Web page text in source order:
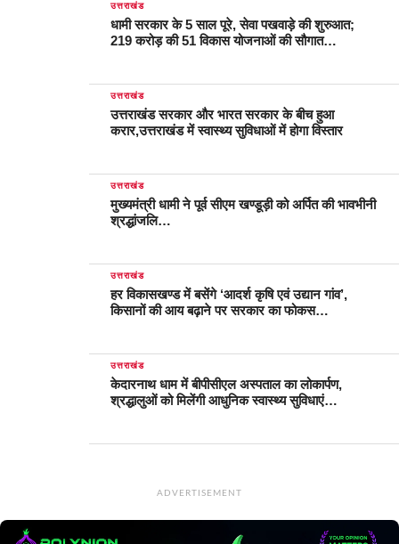
उत्तराखंड
धामी सरकार के 5 साल पूरे, सेवा पखवाड़े की शुरुआत;
219 करोड़ की 51 विकास योजनाओं की सौगात…
उत्तराखंड
उत्तराखंड सरकार और भारत सरकार के बीच हुआ
करार,उत्तराखंड में स्वास्थ्य सुविधाओं में होगा विस्तार
उत्तराखंड
मुख्यमंत्री धामी ने पूर्व सीएम खण्डूड़ी को अर्पित की भावभीनी
श्रद्धांजलि…
उत्तराखंड
हर विकासखण्ड में बसेंगे ‘आदर्श कृषि एवं उद्यान गांव’,
किसानों की आय बढ़ाने पर सरकार का फोकस…
उत्तराखंड
केदारनाथ धाम में बीपीसीएल अस्पताल का लोकार्पण,
श्रद्धालुओं को मिलेंगी आधुनिक स्वास्थ्य सुविधाएं…
ADVERTISEMENT